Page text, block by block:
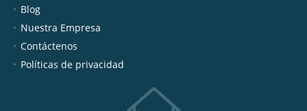
Blog
Nuestra Empresa
Contáctenos
Políticas de privacidad